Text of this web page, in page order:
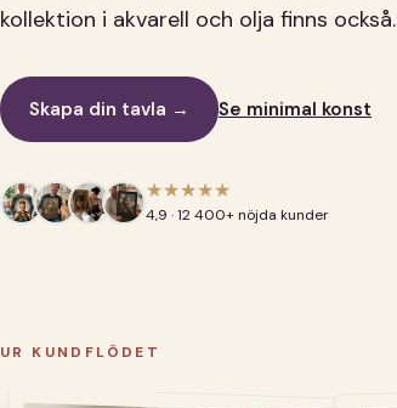
kollektion i akvarell och olja finns också.
Skapa din tavla → Se minimal konst
★★★★★
4,9 · 12 400+ nöjda kunder
UR KUNDFLÖDET